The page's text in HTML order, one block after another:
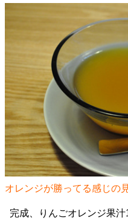
オレンジが勝ってる感じの
完成、りんごオレンジ果